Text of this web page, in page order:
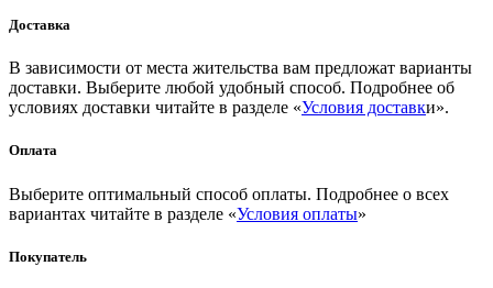
Доставка
В зависимости от места жительства вам предложат варианты
доставки. Выберите любой удобный способ. Подробнее об
условиях доставки читайте в разделе «Условия доставки».
Оплата
Выберите оптимальный способ оплаты. Подробнее о всех
вариантах читайте в разделе «Условия оплаты»
Покупатель